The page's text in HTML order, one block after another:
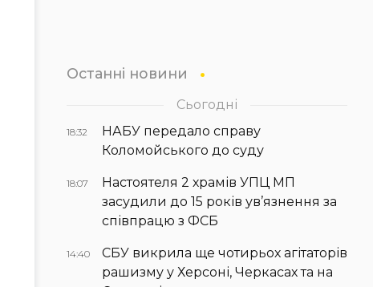
Останні новини
Сьогодні
18:32
НАБУ передало справу
Коломойського до суду
18:07
Настоятеля 2 храмів УПЦ МП
засудили до 15 років ув’язнення за
співпрацю з ФСБ
14:40
СБУ викрила ще чотирьох агітаторів
рашизму у Херсоні, Черкасах та на